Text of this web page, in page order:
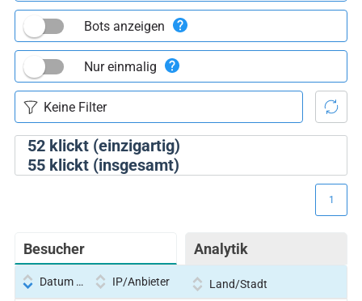
52klickt (einzigartig)
55klickt (insgesamt)
Bots anzeigen
Nur einmalig
Besucher Analytik
1
Datum und Uhrzeit IP/Anbieter Land/Stadt